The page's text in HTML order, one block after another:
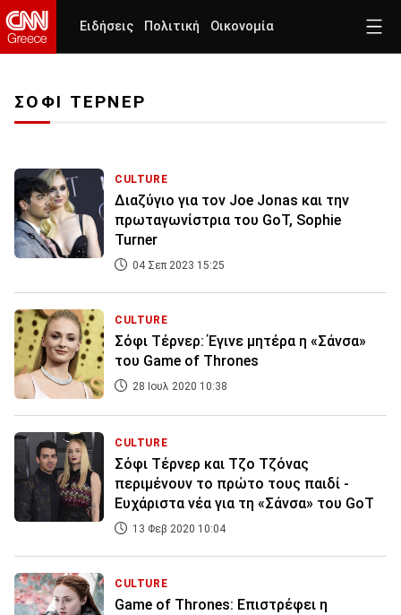
Ειδήσεις Πολιτική Οικονομία
ΣΟΦΙ ΤΕΡΝΕΡ
CULTURE
Διαζύγιο για τον Joe Jonas και την
πρωταγωνίστρια του GοT, Sophie
Turner
04 Σεπ 2023 15:25
CULTURE
Σόφι Τέρνερ: Έγινε μητέρα η «Σάνσα»
του Game of Thrones
28 Ιουλ 2020 10:38
CULTURE
Σόφι Τέρνερ και Τζo Τζόνας
περιμένουν το πρώτο τους παιδί -
Ευχάριστα νέα για τη «Σάνσα» του GoT
13 Φεβ 2020 10:04
CULTURE
Game of Thrones: Επιστρέφει η